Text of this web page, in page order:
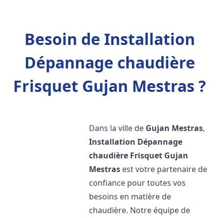
Besoin de Installation
Dépannage chaudière
Frisquet Gujan Mestras ?
Dans la ville de Gujan Mestras,
Installation Dépannage
chaudière Frisquet Gujan
Mestras est votre partenaire de
confiance pour toutes vos
besoins en matière de
chaudière. Notre équipe de